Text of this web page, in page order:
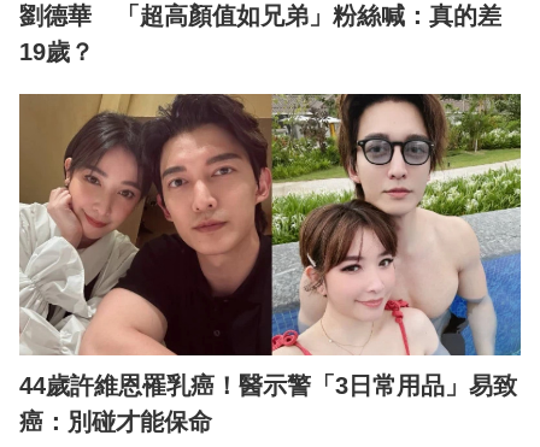
劉德華 「超高顏值如兄弟」粉絲喊：真的差
19歲？
44歲許維恩罹乳癌！醫示警「3日常用品」易致
癌：別碰才能保命